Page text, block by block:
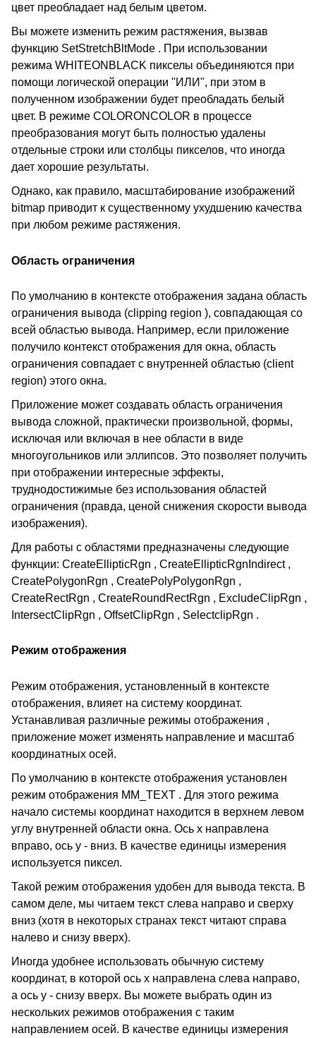
цвет преобладает над белым цветом.
Вы можете изменить режим растяжения, вызвав
функцию SetStretchBltMode . При использовании
режима WHITEONBLACK пикселы объединяются при
помощи логической операции "ИЛИ", при этом в
полученном изображении будет преобладать белый
цвет. В режиме COLORONCOLOR в процессе
преобразования могут быть полностью удалены
отдельные строки или столбцы пикселов, что иногда
дает хорошие результаты.
Однако, как правило, масштабирование изображений
bitmap приводит к существенному ухудшению качества
при любом режиме растяжения.
Область ограничения
По умолчанию в контексте отображения задана область
ограничения вывода (clipping region ), совпадающая со
всей областью вывода. Например, если приложение
получило контекст отображения для окна, область
ограничения совпадает с внутренней областью (client
region) этого окна.
Приложение может создавать область ограничения
вывода сложной, практически произвольной, формы,
исключая или включая в нее области в виде
многоугольников или эллипсов. Это позволяет получить
при отображении интересные эффекты,
труднодостижимые без использования областей
ограничения (правда, ценой снижения скорости вывода
изображения).
Для работы с областями предназначены следующие
функции: CreateEllipticRgn , CreateEllipticRgnIndirect ,
CreatePolygonRgn , CreatePolyPolygonRgn ,
CreateRectRgn , CreateRoundRectRgn , ExcludeClipRgn ,
IntersectClipRgn , OffsetClipRgn , SelectclipRgn .
Режим отображения
Режим отображения, установленный в контексте
отображения, влияет на систему координат.
Устанавливая различные режимы отображения ,
приложение может изменять направление и масштаб
координатных осей.
По умолчанию в контексте отображения установлен
режим отображения MM_TEXT . Для этого режима
начало системы координат находится в верхнем левом
углу внутренней области окна. Ось x направлена
вправо, ось y - вниз. В качестве единицы измерения
используется пиксел.
Такой режим отображения удобен для вывода текста. В
самом деле, мы читаем текст слева направо и сверху
вниз (хотя в некоторых странах текст читают справа
налево и снизу вверх).
Иногда удобнее использовать обычную систему
координат, в которой ось x направлена слева направо,
а ось y - снизу вверх. Вы можете выбрать один из
нескольких режимов отображения с таким
направлением осей. В качестве единицы измерения